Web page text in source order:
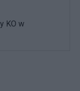
KO w